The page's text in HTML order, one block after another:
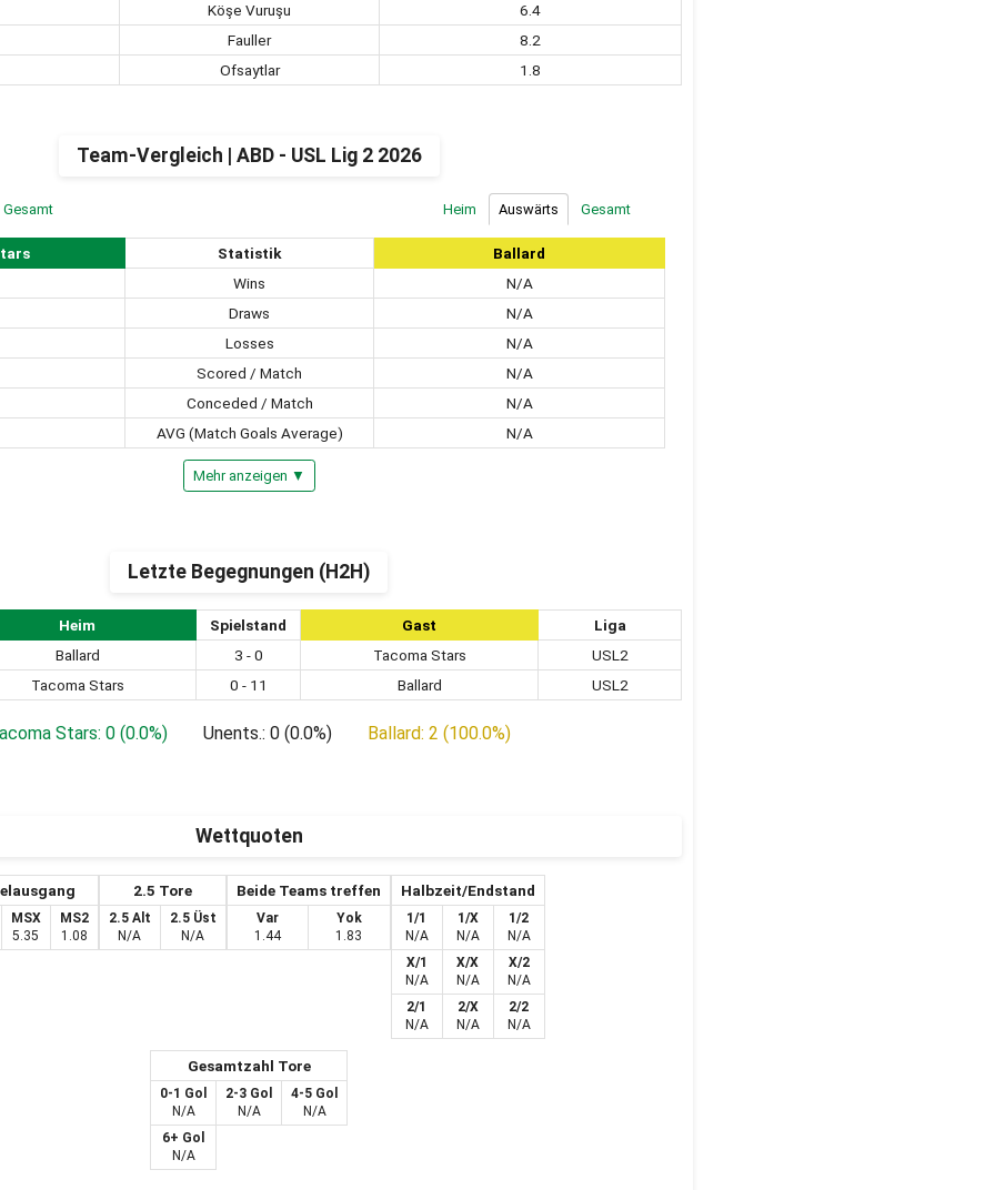
Köşe Vuruşu
6.4
Fauller
8.2
Ofsaytlar
1.8
Team-Vergleich | ABD - USL Lig 2 2026
Gesamt Heim Auswärts Gesamt
Statistik
Ballard
Wins
N/A
Draws
N/A
Losses
N/A
Scored / Match
N/A
Conceded / Match
N/A
AVG (Match Goals Average)
N/A
Mehr anzeigen ▼
Letzte Begegnungen (H2H)
Heim Spielstand Gast
Liga
Ballard
3 - 0 Tacoma Stars
USL2
Tacoma Stars
0 - 11 Ballard USL2
Stars: 0 (0.0%) Unents.: 0 (0.0%) Ballard: 2 (100.0%)
Wettquoten
MSX
5.35
MS2
1.08
2.5 Tore
2.5 Alt
N/A
2.5 Üst
N/A
Beide Teams treffen
Var
1.44
Yok
1.83
Halbzeit/Endstand
1/1
N/A
1/X
N/A
1/2
N/A
X/1
N/A
X/X
N/A
X/2
N/A
2/1
N/A
2/X
N/A
2/2
N/A
Gesamtzahl Tore
0-1 Gol
N/A
2-3 Gol
N/A
4-5 Gol
N/A
6+ Gol
N/A